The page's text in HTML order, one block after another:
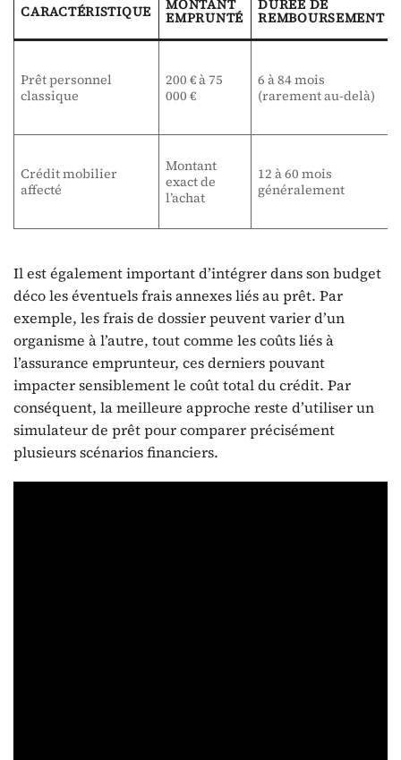
CARACTÉRISTIQUE MONTANT
EMPRUNTÉ
DURÉE DE
REMBOURSEMENT
Prêt personnel
classique
200 € à 75
000 €
6 à 84 mois
(rarement au-delà)
Crédit mobilier
affecté
Montant
exact de
l’achat
12 à 60 mois
généralement
Il est également important d’intégrer dans son budget
déco les éventuels frais annexes liés au prêt. Par
exemple, les frais de dossier peuvent varier d’un
organisme à l’autre, tout comme les coûts liés à
l’assurance emprunteur, ces derniers pouvant
impacter sensiblement le coût total du crédit. Par
conséquent, la meilleure approche reste d’utiliser un
simulateur de prêt pour comparer précisément
plusieurs scénarios financiers.